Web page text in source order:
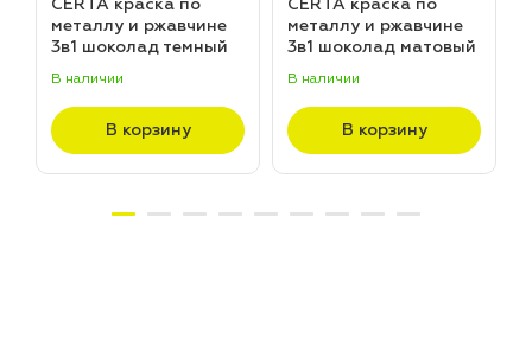
металлу и ржавчине
3в1 шоколад темный
(20,0кг)
В наличии
В корзину
металлу и ржавчине
3в1 шоколад матовый
В наличии
В корзину